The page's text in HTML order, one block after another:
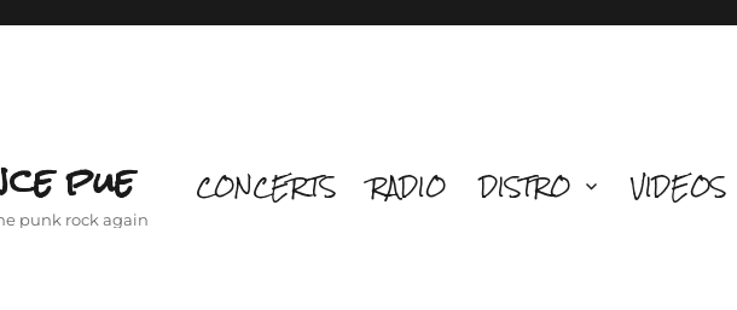
pue
punk rock again
CONCERTS RADIO DISTRO VIDEOS